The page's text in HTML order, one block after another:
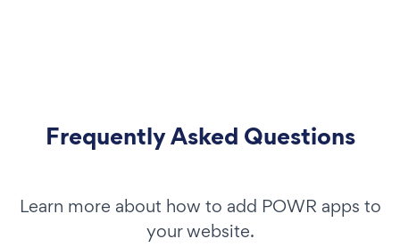
Frequently Asked Questions
Learn more about how to add POWR apps to
your website.